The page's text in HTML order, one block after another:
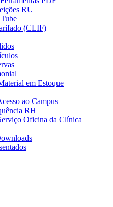
RU
(CLIF)
em Estoque
ao Campus
RH
Oficina da Clínica